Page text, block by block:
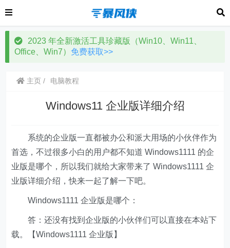
2023 年全新激活工具珍藏版（Win10、Win11、
Office、Win7） 免费获取>>
主页 电脑教程
Windows11 企业版详细介绍
系统的企业版一直都被办公和派大用场的小伙伴作为
首选，不过很多小白的用户都不知道 Windows1111 的企
业版是哪个，所以我们就给大家带来了 Windows1111 企
业版详细介绍，快来一起了解一下吧。
Windows1111 企业版是哪个：
答：还没有找到企业版的小伙伴们可以直接在本站下
载。【Windows1111 企业版】